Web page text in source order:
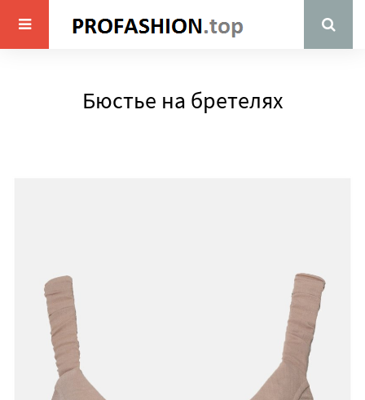
Бюстье на бретелях